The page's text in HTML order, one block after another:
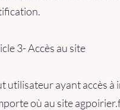
3- Accès au site
utilisateur ayant accès
où au site